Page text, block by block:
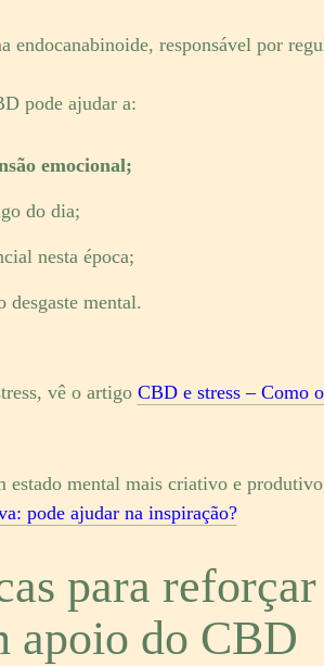
responsável por
pode ajudar a:
emocional;
do dia;
nesta época;
mental.
vê o artigo CBD e stress – Como
mental mais criativo e
pode ajudar na inspiração?
para
apoio do CBD